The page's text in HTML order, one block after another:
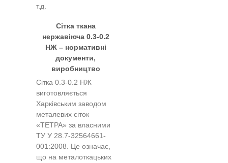
т.д.
Сітка ткана
нержавіюча 0.3-0.2
НЖ – нормативні
документи,
виробництво
Сітка 0.3-0.2 НЖ
виготовляється
Харківським заводом
металевих сіток
«ТЕТРА» за власними
ТУ У 28.7-32564661-
001:2008. Це означає,
що на металоткацьких